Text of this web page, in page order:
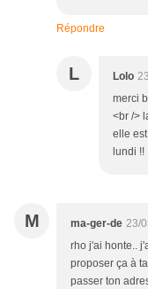
Répondre
L Lolo
merci
<br />
elle
lundi !!
M ma-ger-de 23/
rho j'ai honte..
proposer ça à
passer ton